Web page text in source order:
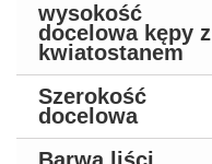
wysokość
docelowa kępy z
kwiatostanem
Szerokość
docelowa